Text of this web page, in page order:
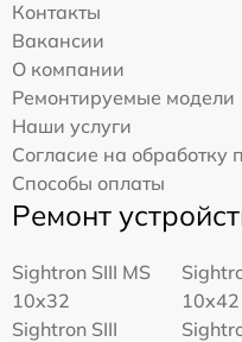
Контакты
Вакансии
О компании
Ремонтируемые модели
Наши услуги
Согласие на
Способы оплаты
Ремонт
Sightron SIII MS
10x32
10x42
Sightron SIII